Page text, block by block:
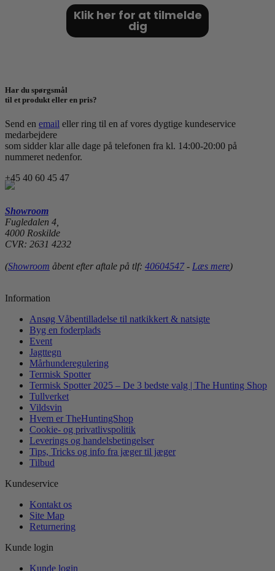
Klik her for at tilmelde
dig
Har du spørgsmål
til et produkt eller en pris?
Send en email eller ring til en af vores dygtige kundeservice
medarbejdere
som sidder klar alle dage på telefonen fra kl. 14:00-20:00 på
nummeret nedenfor.
+45 40 60 45 47
Showroom
Fugledalen 4,
4000 Roskilde
CVR: 2631 4232
(Showroom åbent efter aftale på tlf: 40604547- Læs mere)
Information
Ansøg Våbentilladelse til natkikkert & natsigte
Byg en foderplads
Event
Jagttegn
Mårhunderegulering
Termisk Spotter
Termisk Spotter 2025 – De 3 bedste valg | The Hunting Shop
Tullverket
Vildsvin
Hvem er TheHuntingShop
Cookie- og privatlivspolitik
Leverings og handelsbetingelser
Tips, Tricks og info fra jæger til jæger
Tilbud
Kundeservice
Kontakt os
Site Map
Returnering
Kunde login
Kunde login